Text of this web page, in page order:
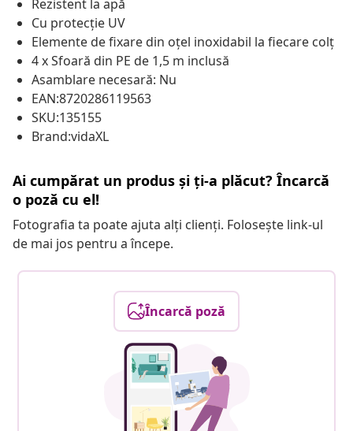
Rezistent la apă
Cu protecție UV
Elemente de fixare din oțel inoxidabil la fiecare colț
4 x Sfoară din PE de 1,5 m inclusă
Asamblare necesară: Nu
EAN:8720286119563
SKU:135155
Brand:vidaXL
Ai cumpărat un produs și ți-a plăcut? Încarcă
o poză cu el!
Fotografia ta poate ajuta alți clienți. Folosește link-ul
de mai jos pentru a începe.
Încarcă poză